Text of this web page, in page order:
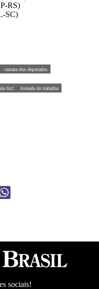
RS)
SC)
camara dos deputados
6x1 Jornada de trabalho
sociais!